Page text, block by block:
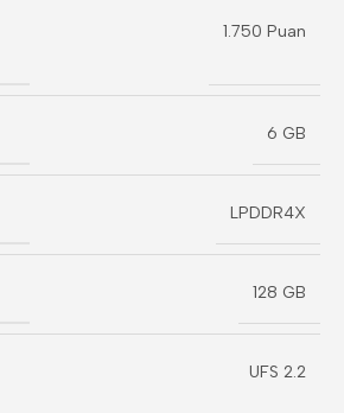
1.750 Puan
6 GB
LPDDR4X
128 GB
UFS 2.2